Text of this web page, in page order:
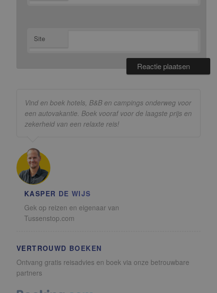
Site
Vind en boek hotels, B&B en campings onderweg voor
een autovakantie. Boek vooraf voor de laagste prijs en
zekerheid van een relaxte reis!
KASPER DE WIJS
Gek op reizen en eigenaar van
Tussenstop.com
VERTROUWD BOEKEN
Ontvang gratis reisadvies en boek via onze betrouwbare
partners